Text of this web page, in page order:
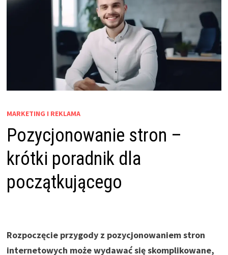
MARKETING I REKLAMA
Pozycjonowanie stron –
krótki poradnik dla
początkującego
Rozpoczęcie przygody z pozycjonowaniem stron
internetowych może wydawać się skomplikowane,